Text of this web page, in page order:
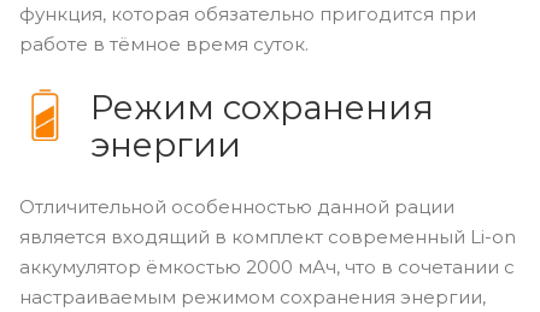
функция, которая обязательно пригодится при
работе в тёмное время суток.
Режим сохранения
энергии
Отличительной особенностью данной рации
является входящий в комплект современный Li-on
аккумулятор ёмкостью 2000 мАч, что в сочетании с
настраиваемым режимом сохранения энергии,